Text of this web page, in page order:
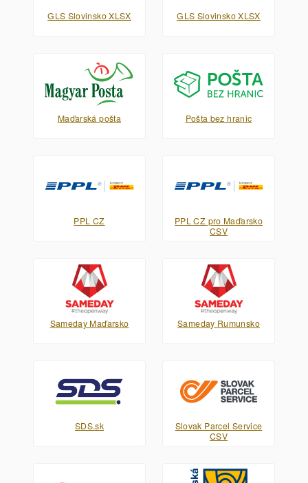
GLS Slovinsko XLSX GLS Slovinsko XLSX
Maďarská pošta Pošta bez hranic
PPL CZ
PPL CZ pro Maďarsko
CSV
Sameday Maďarsko Sameday Rumunsko
SDS.sk
Slovak Parcel Service
CSV